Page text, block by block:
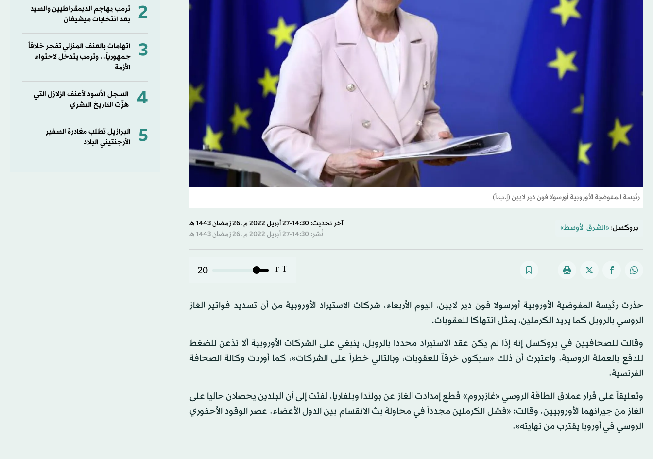
رئيسة المفوضية الأوروبية أورسولا فون دير لايين (إ.ب.أ)
بروكسل: «الشرق الأوسط»
آخر تحديث: 14:30-27 أبريل 2022 م ـ 26 رَمضان 1443 هـ
نُشر: 14:30-27 أبريل 2022 م ـ 26 رَمضان 1443 هـ
T
T
20
حذرت رئيسة المفوضية الأوروبية أورسولا فون دير لايين، اليوم الأربعاء، شركات الاستيراد الأوروبية من أن تسديد فواتير الغاز
الروسي بالروبل كما يريد الكرملين، يمثل انتهاكا للعقوبات.
وقالت للصحافيين في بروكسل إنه إذا لم يكن عقد الاستيراد محددا بالروبل، ينبغي على الشركات الأوروبية ألا تذعن للضغط
للدفع بالعملة الروسية. واعتبرت أن ذلك «سيكون خرقاً للعقوبات، وبالتالي خطراً على الشركات»، كما أوردت وكالة الصحافة
الفرنسية.
وتعليقاً على قرار عملاق الطاقة الروسي «غازبروم» قطع إمدادت الغاز عن بولندا وبلغاريا، لفتت إلى أن البلدين يحصلان حاليا على
الغاز من جيرانهما الأوروبيين. وقالت: «فشل الكرملين مجدداً في محاولة بث الانقسام بين الدول الأعضاء. عصر الوقود الأحفوري
الروسي في أوروبا يقترب من نهايته».
2
ترمب يهاجم الديمقراطيين والسيد
بعد انتخابات ميشيغان
3
اتهامات بالعنف المنزلي تفجر خلافاً
جمهورياً... وترمب يتدخل لاحتواء
الأزمة
4
السجل الأسود لأعنف الزلازل التي
هزّت التاريخ البشري
5
البرازيل تطلب مغادرة السفير
الأرجنتيني البلاد